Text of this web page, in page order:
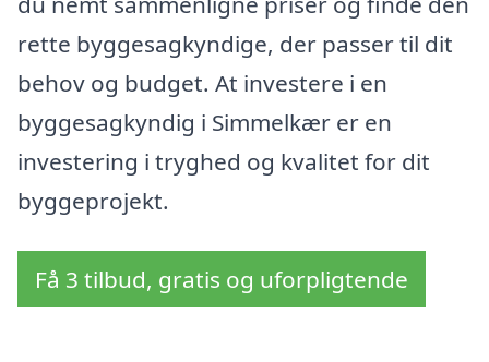
rette byggesagkyndige, der passer til dit
behov og budget. At investere i en
byggesagkyndig i Simmelkær er en
investering i tryghed og kvalitet for dit
byggeprojekt.
Få 3 tilbud, gratis og uforpligtende